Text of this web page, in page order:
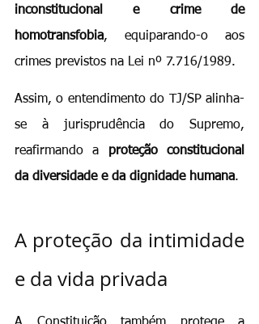
inconstitucional e crime de
homotransfobia, equiparando-o aos
crimes previstos na Lei nº 7.716/1989.
Assim, o entendimento do TJ/SP alinha-
se à jurisprudência do Supremo,
reafirmando a proteção constitucional
da diversidade e da dignidade humana.
A proteção da intimidade
e da vida privada